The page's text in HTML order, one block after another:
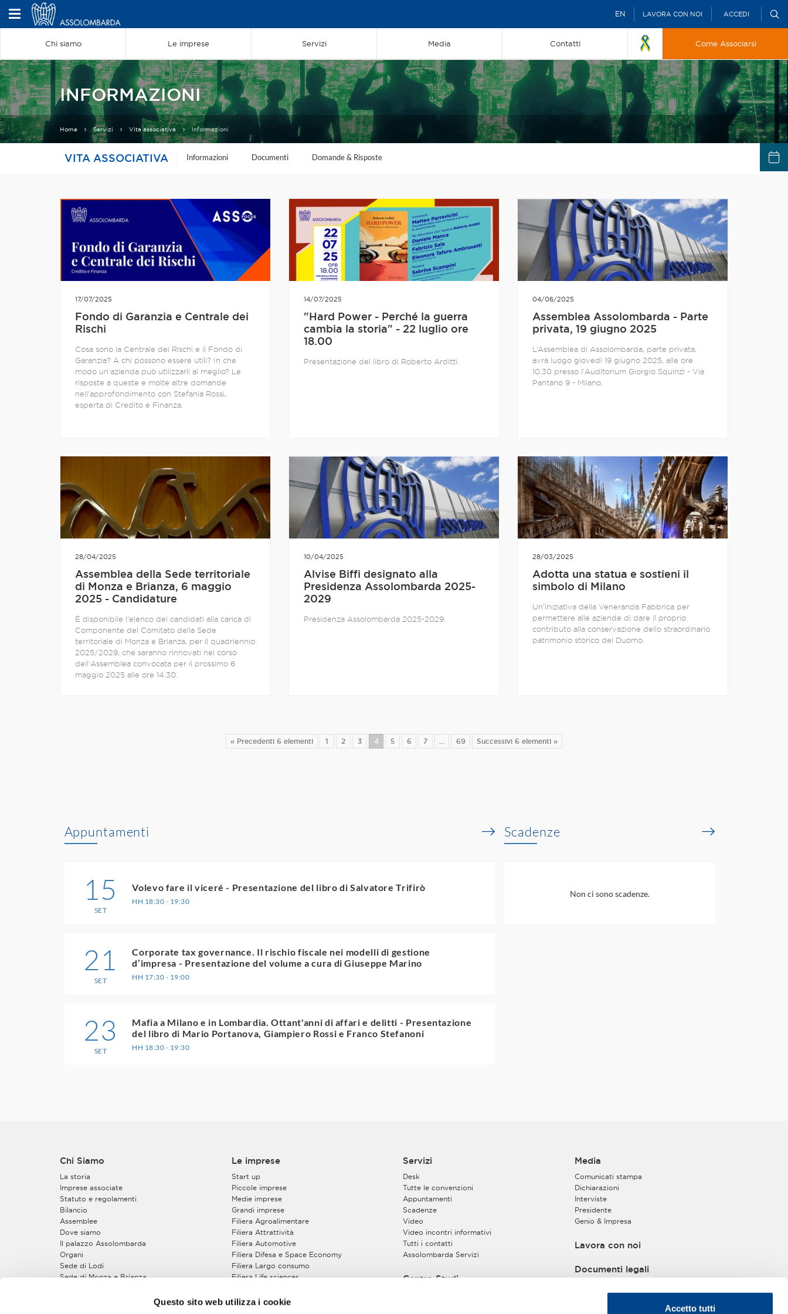
Questo sito web utilizza i cookie
Accetto tutti
EN LAVORA CON NOI ACCEDI
Chi siamo Le imprese Servizi Media Contatti Come Associarsi
INFORMAZIONI
Home Servizi Vita associativa Informazioni
VITA ASSOCIATIVA Informazioni Documenti Domande & Risposte
17/07/2025
Fondo di Garanzia e Centrale dei
Rischi
Cosa sono la Centrale dei Rischi e il Fondo di
Garanzia? A chi possono essere utili? In che
modo un'azienda può utilizzarli al meglio? Le
risposte a queste e molte altre domande
nell'approfondimento con Stefania Rossi,
esperta di Credito e Finanza.
14/07/2025
"Hard Power - Perché la guerra
cambia la storia" - 22 luglio ore
18.00
Presentazione del libro di Roberto Arditti.
04/06/2025
Assemblea Assolombarda - Parte
privata, 19 giugno 2025
L’Assemblea di Assolombarda, parte privata,
avrà luogo giovedì 19 giugno 2025, alle ore
10.30 presso l'Auditorium Giorgio Squinzi - Via
Pantano 9 - Milano.
28/04/2025
Assemblea della Sede territoriale
di Monza e Brianza, 6 maggio
2025 - Candidature
È disponibile l'elenco dei candidati alla carica di
Componente del Comitato della Sede
territoriale di Monza e Brianza, per il quadriennio
2025/2029, che saranno rinnovati nel corso
dell'Assemblea convocata per il prossimo 6
maggio 2025 alle ore 14.30.
10/04/2025
Alvise Biffi designato alla
Presidenza Assolombarda 2025-
2029
Presidenza Assolombarda 2025-2029.
28/03/2025
Adotta una statua e sostieni il
simbolo di Milano
Un’iniziativa della Veneranda Fabbrica per
permettere alle aziende di dare il proprio
contributo alla conservazione dello straordinario
patrimonio storico del Duomo.
« Precedenti 6 elementi Successivi 6 elementi »
1 2 3 4 5 6 7 69
Appuntamenti
15
SET
Volevo fare il viceré - Presentazione del libro di Salvatore Trifirò
HH 18:30 - 19:30
21
SET
Corporate tax governance. Il rischio fiscale nei modelli di gestione
d’impresa - Presentazione del volume a cura di Giuseppe Marino
HH 17:30 - 19:00
23
SET
Mafia a Milano e in Lombardia. Ottant'anni di affari e delitti - Presentazione
del libro di Mario Portanova, Giampiero Rossi e Franco Stefanoni
HH 18:30 - 19:30
Scadenze
Non ci sono scadenze.
Chi Siamo
La storia
Imprese associate
Statuto e regolamenti
Bilancio
Assemblee
Dove siamo
Il palazzo Assolombarda
Organi
Sede di Lodi
Sede di Monza e Brianza
Le imprese
Start up
Piccole imprese
Medie imprese
Grandi imprese
Filiera Agroalimentare
Filiera Attrattività
Filiera Automotive
Filiera Difesa e Space Economy
Filiera Largo consumo
Filiera Life sciences
Filiera Spazio costruito
Servizi
Desk
Tutte le convenzioni
Appuntamenti
Scadenze
Video
Video incontri informativi
Tutti i contatti
Assolombarda Servizi
Centro Studi
Media
Comunicati stampa
Dichiarazioni
Interviste
Presidente
Genio & Impresa
Lavora con noi
Documenti legali